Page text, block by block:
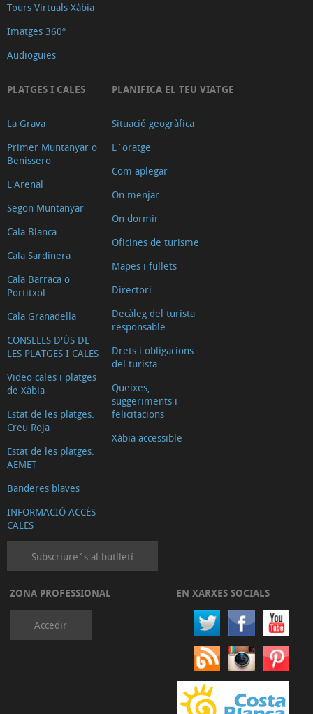
Tours Virtuals Xàbia
Imatges 360º
Audioguies
PLATGES I CALES
La Grava
Primer Muntanyar o
Benissero
L'Arenal
Segon Muntanyar
Cala Blanca
Cala Sardinera
Cala Barraca o
Portitxol
Cala Granadella
CONSELLS D'ÚS DE
LES PLATGES I CALES
Video cales i platges
de Xàbia
Estat de les platges.
Creu Roja
Estat de les platges.
AEMET
Banderes blaves
INFORMACIÓ ACCÉS
CALES
PLANIFICA EL TEU VIATGE
Situació geogràfica
L´oratge
Com aplegar
On menjar
On dormir
Oficines de turisme
Mapes i fullets
Directori
Decàleg del turista
responsable
Drets i obligacions
del turista
Queixes,
suggeriments i
felicitacions
Xàbia accessible
Subscriure´s al butlletí
ZONA PROFESSIONAL
Accedir
EN XARXES SOCIALS